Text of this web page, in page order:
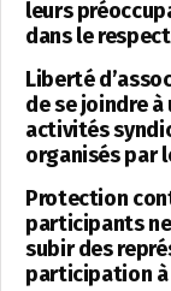
leurs
dans le
Liberté
de se joindre
activités
organisés par
Protection
participants
subir des
participation à